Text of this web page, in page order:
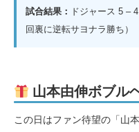
試合結果： ドジャース 5 –
回裏に逆転サヨナラ勝ち）
山本由伸ボブル
この日はファン待望の「山